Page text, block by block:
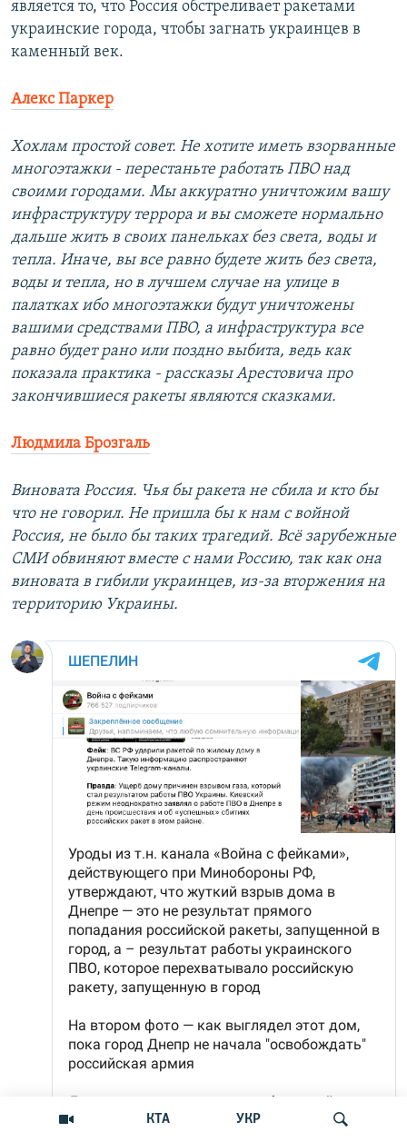
КТА УКР
является то, что Россия обстреливает ракетами
украинские города, чтобы загнать украинцев в
каменный век.
Алекс Паркер
Хохлам простой совет. Не хотите иметь взорванные
многоэтажки - перестаньте работать ПВО над
своими городами. Мы аккуратно уничтожим вашу
инфраструктуру террора и вы сможете нормально
дальше жить в своих панельках без света, воды и
тепла. Иначе, вы все равно будете жить без света,
воды и тепла, но в лучшем случае на улице в
палатках ибо многоэтажки будут уничтожены
вашими средствами ПВО, а инфраструктура все
равно будет рано или поздно выбита, ведь как
показала практика - рассказы Арестовича про
закончившиеся ракеты являются сказками.
Людмила Брозгаль
Виновата Россия. Чья бы ракета не сбила и кто бы
что не говорил. Не пришла бы к нам с войной
Россия, не было бы таких трагедий. Всё зарубежные
СМИ обвиняют вместе с нами Россию, так как она
виновата в гибили украинцев, из-за вторжения на
территорию Украины.